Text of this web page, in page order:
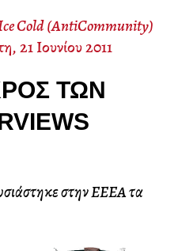
Cold (AntiCommunity)
21 Ιουνίου 2011
ΤΩΝ
στην ΕΕΕΑ τα